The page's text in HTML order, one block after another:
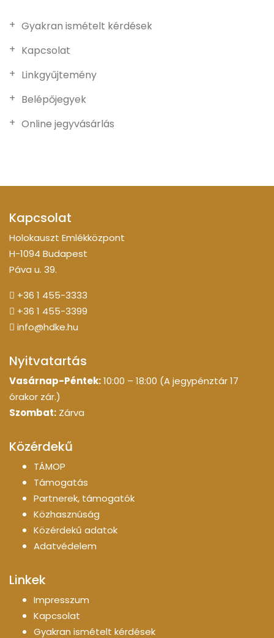
Gyakran ismételt kérdések
Kapcsolat
Linkgyűjtemény
Belépőjegyek
Online jegyvásárlás
Kapcsolat
Holokauszt Emlékközpont
H-1094 Budapest
Páva u. 39.
+36 1 455-3333
+36 1 455-3399
info@hdke.hu
Nyitvatartás
Vasárnap-Péntek:10:00 – 18:00 (A jegypénztár 17
órakor zár.)
Szombat: Zárva
Közérdekű
TÁMOP
Támogatás
Partnerek, támogatók
Közhasznúság
Közérdekű adatok
Adatvédelem
Linkek
Impresszum
Kapcsolat
Gyakran ismételt kérdések